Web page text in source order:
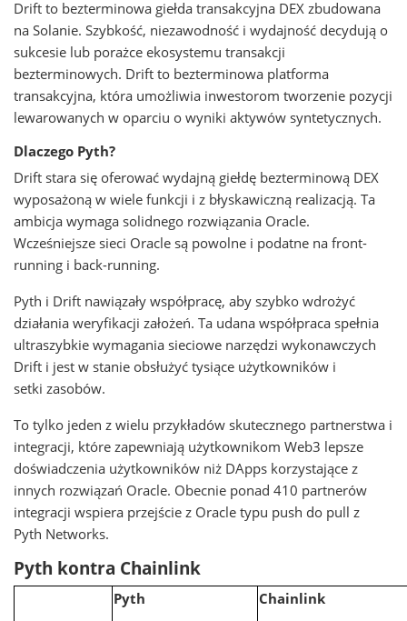
Drift to bezterminowa giełda transakcyjna DEX zbudowana
na Solanie. Szybkość, niezawodność i wydajność decydują o
sukcesie lub porażce ekosystemu transakcji
bezterminowych. Drift to bezterminowa platforma
transakcyjna, która umożliwia inwestorom tworzenie pozycji
lewarowanych w oparciu o wyniki aktywów syntetycznych.
Dlaczego Pyth?
Drift stara się oferować wydajną giełdę bezterminową DEX
wyposażoną w wiele funkcji i z błyskawiczną realizacją. Ta
ambicja wymaga solidnego rozwiązania Oracle.
Wcześniejsze sieci Oracle są powolne i podatne na front-
running i back-running.
Pyth i Drift nawiązały współpracę, aby szybko wdrożyć
działania weryfikacji założeń. Ta udana współpraca spełnia
ultraszybkie wymagania sieciowe narzędzi wykonawczych
Drift i jest w stanie obsłużyć tysiące użytkowników i
setki zasobów.
To tylko jeden z wielu przykładów skutecznego partnerstwa i
integracji, które zapewniają użytkownikom Web3 lepsze
doświadczenia użytkowników niż DApps korzystające z
innych rozwiązań Oracle. Obecnie ponad 410 partnerów
integracji wspiera przejście z Oracle typu push do pull z
Pyth Networks.
Pyth kontra Chainlink
Pyth Chainlink